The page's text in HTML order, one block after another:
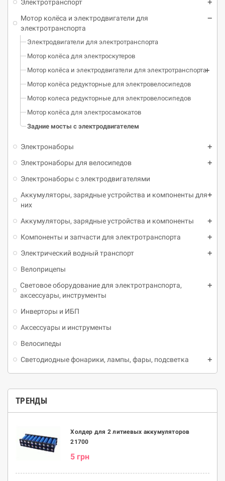
Электротранспорт
Мотор колёса и электродвигатели для
электротранспорта
Электродвигатели для электротранспорта
Мотор колёса для электроскутеров
Мотор колёса и электродвигатели для электротранспорта
Мотор колёса редукторные для электровелосипедов
Мотор колеса редукторные для электровелосипедов
Мотор колёса для электросамокатов
Задние мосты с электродвигателем
Электронаборы
Электронаборы для велосипедов
Электронаборы с электродвигателями
Аккумуляторы, зарядные устройства и компоненты для
них
Аккумуляторы, зарядные устройства и компоненты
Компоненты и запчасти для электротранспорта
Электрический водный транспорт
Велоприцепы
Световое оборудование для электротранспорта,
аксессуары, инструменты
Инверторы и ИБП
Аксессуары и инструменты
Велосипеды
Светодиодные фонарики, лампы, фары, подсветка
ТРЕНДЫ
Холдер для 2 литиевых аккумуляторов
21700
5 грн